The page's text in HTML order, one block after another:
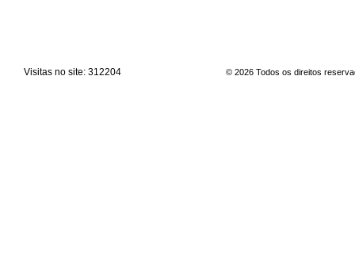
Visitas no site: 312204 © 2026 Todos os direitos